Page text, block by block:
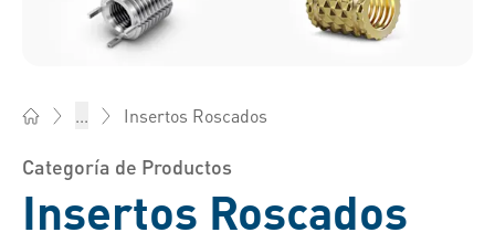
... Insertos Roscados
Categoría de Productos
Insertos Roscados